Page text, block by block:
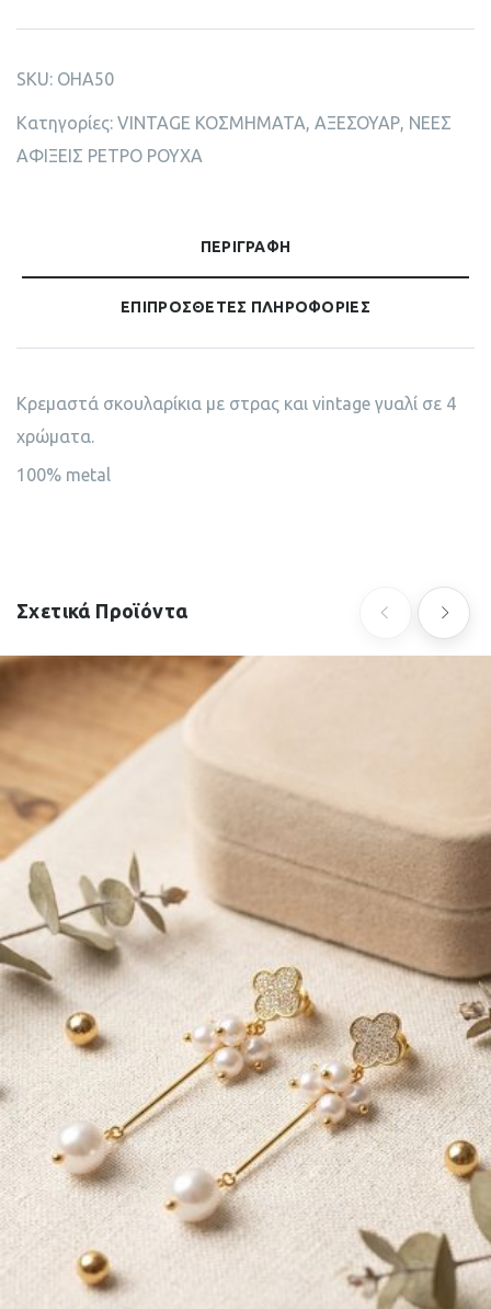
SKU: OHA50
Κατηγορίες: VINTAGE ΚΟΣΜΗΜΑΤΑ, ΑΞΕΣΟΥΑΡ, ΝΕΕΣ
ΑΦΙΞΕΙΣ ΡΕΤΡΟ ΡΟΥΧΑ
ΠΕΡΙΓΡΑΦΉ
ΕΠΙΠΡΌΣΘΕΤΕΣ ΠΛΗΡΟΦΟΡΊΕΣ
Κρεμαστά σκουλαρίκια με στρας και vintage γυαλί σε 4
χρώματα.
100% metal
Σχετικά Προϊόντα